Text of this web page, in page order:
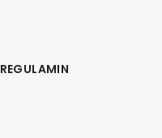
REGULAMIN